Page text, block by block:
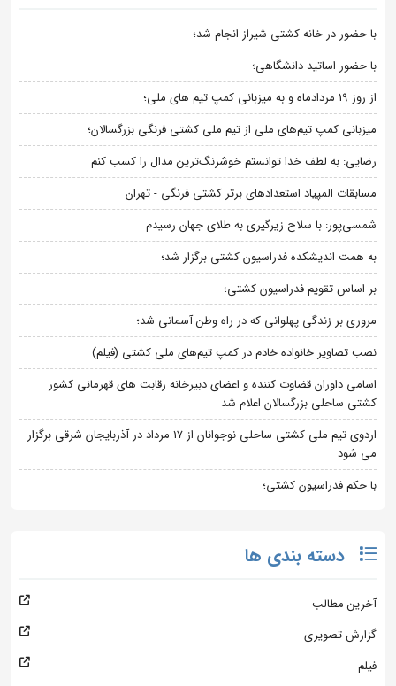
با حضور در خانه کشتی شیراز انجام شد؛
با حضور اساتید دانشگاهی؛
از روز 19 مردادماه و به میزبانی کمپ تیم های ملی؛
میزبانی کمپ تیم‌های ملی از تیم ملی کشتی فرنگی بزرگسالان؛
رضایی: به لطف خدا توانستم خوشرنگ‌ترین مدال را کسب کنم
مسابقات المپیاد استعدادهای برتر کشتی فرنگی - تهران
شمسی‌پور: با سلاح زیرگیری به طلای جهان رسیدم
به همت اندیشکده فدراسیون کشتی برگزار شد؛
بر اساس تقویم فدراسیون کشتی؛
مروری بر زندگی پهلوانی که در راه وطن آسمانی شد؛
نصب تصاویر خانواده خادم در کمپ تیم‌های ملی کشتی (فیلم)
اسامی داوران قضاوت کننده و اعضای دبیرخانه رقابت های قهرمانی کشور
کشتی ساحلی بزرگسالان اعلام شد
اردوی تیم ملی کشتی ساحلی نوجوانان از 17 مرداد در آذربایجان شرقی برگزار
می شود
با حکم فدراسیون کشتی؛
دسته بندی ها
آخرین مطالب
گزارش تصویری
فیلم